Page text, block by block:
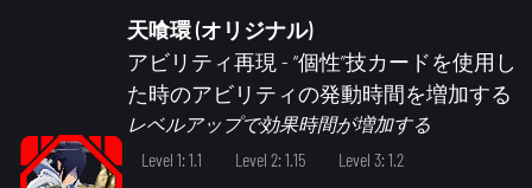
天喰環 (オリジナル)
アビリティ再現 - “個性”技カードを使用し
た時のアビリティの発動時間を増加する
レベルアップで効果時間が増加する
Level 1: 1.1
Level 2: 1.15
Level 3: 1.2